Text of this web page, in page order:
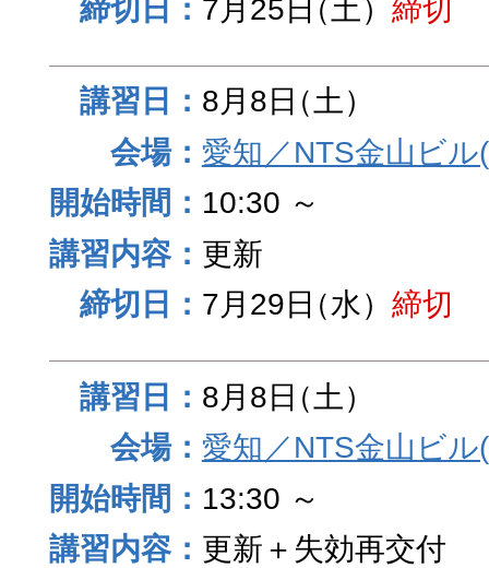
7月25日（土） 締切
8月8日（土）
愛知／NTS金山ビ
10:30 ～
更新
7月29日（水） 締切
8月8日（土）
愛知／NTS金山ビ
13:30 ～
更新＋失効再交付